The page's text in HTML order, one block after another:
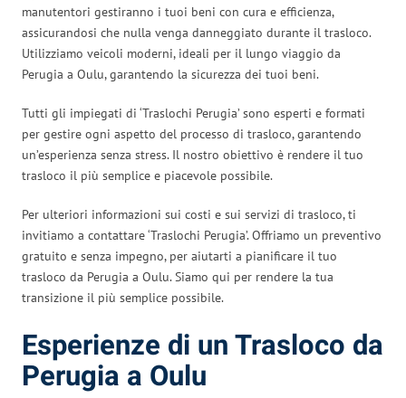
manutentori gestiranno i tuoi beni con cura e efficienza,
assicurandosi che nulla venga danneggiato durante il trasloco.
Utilizziamo veicoli moderni, ideali per il lungo viaggio da
Perugia a Oulu, garantendo la sicurezza dei tuoi beni.
Tutti gli impiegati di ‘Traslochi Perugia’ sono esperti e formati
per gestire ogni aspetto del processo di trasloco, garantendo
un’esperienza senza stress. Il nostro obiettivo è rendere il tuo
trasloco il più semplice e piacevole possibile.
Per ulteriori informazioni sui costi e sui servizi di trasloco, ti
invitiamo a contattare ‘Traslochi Perugia’. Offriamo un preventivo
gratuito e senza impegno, per aiutarti a pianificare il tuo
trasloco da Perugia a Oulu. Siamo qui per rendere la tua
transizione il più semplice possibile.
Esperienze di un Trasloco da
Perugia a Oulu